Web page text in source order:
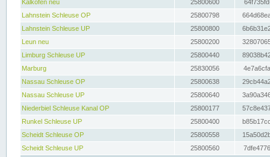
Kalkofen neu
25800600
Lahnstein Schleuse OP
25800798
Lahnstein Schleuse UP
25800800
Leun neu
25800200
Limburg Schleuse UP
25800440
Marburg
25830056
Nassau Schleuse OP
25800638
Nassau Schleuse UP
25800640
Niederbiel Schleuse Kanal OP
25800177
Runkel Schleuse UP
25800400
Scheidt Schleuse OP
25800558
Scheidt Schleuse UP
25800560